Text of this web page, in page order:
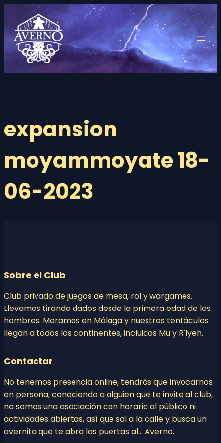
contenido
expansion
moyammoyate 18-
06-2023
Sobre el Club
Club privado de juegos de mesa, rol y wargames.
Llevamos tirando dados desde la primera edad de los
hombres. Moramos en Málaga y nuestros tentáculos
llegan a todos los continentes, incluidos Mu y R’lyeh.
Contactar
No tenemos presencia online, tendrás que invocarnos
en persona, conociendo a alguien que te invite al club,
no somos una asociación con horario al público ni
actividades abiertas, así que sal a la calle y busca un
avernita que te abra las puertas al… Averno.